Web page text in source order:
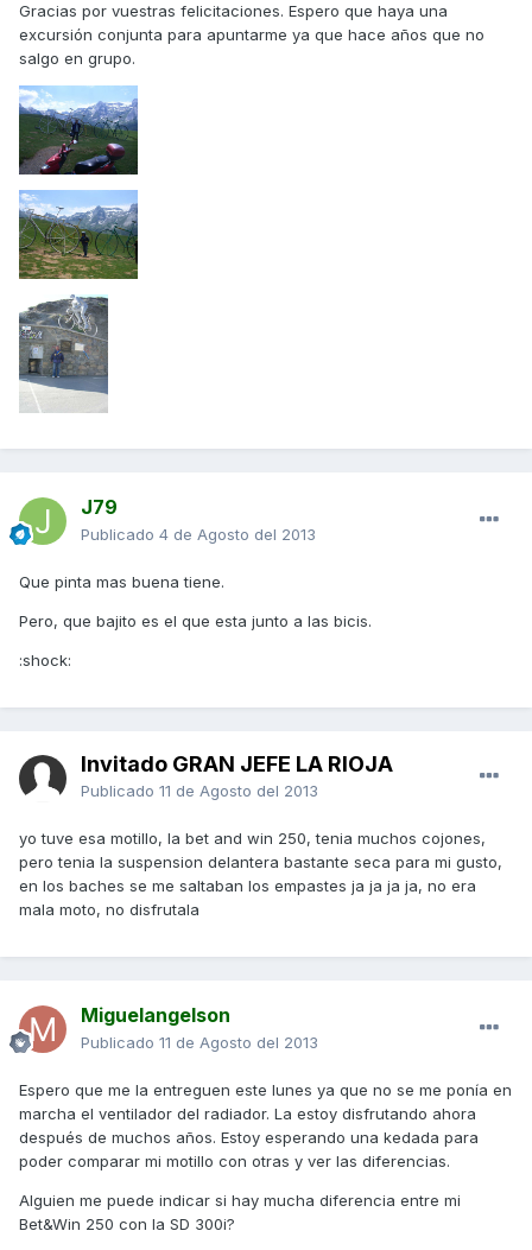
Gracias por vuestras felicitaciones. Espero que haya una
excursión conjunta para apuntarme ya que hace años que no
salgo en grupo.
J79
Publicado 4 de Agosto del 2013
Que pinta mas buena tiene.
Pero, que bajito es el que esta junto a las bicis.
:shock:
Invitado GRAN JEFE LA RIOJA
Publicado 11 de Agosto del 2013
yo tuve esa motillo, la bet and win 250, tenia muchos cojones,
pero tenia la suspension delantera bastante seca para mi gusto,
en los baches se me saltaban los empastes ja ja ja ja, no era
mala moto, no disfrutala
Miguelangelson
Publicado 11 de Agosto del 2013
Espero que me la entreguen este lunes ya que no se me ponía en
marcha el ventilador del radiador. La estoy disfrutando ahora
después de muchos años. Estoy esperando una kedada para
poder comparar mi motillo con otras y ver las diferencias.
Alguien me puede indicar si hay mucha diferencia entre mi
Bet&Win 250 con la SD 300i?